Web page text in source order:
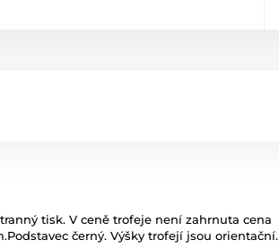
tisk. V ceně trofeje není zahrnuta cena
černý. Výšky trofejí jsou orientační.